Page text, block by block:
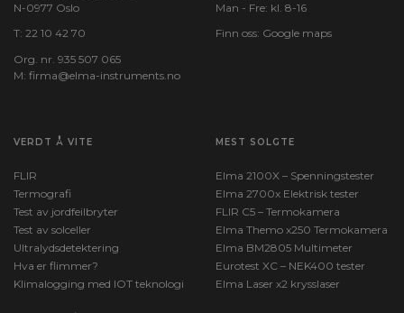
N-0977 Oslo
T: 22 10 42 70
Org. nr. 935 507 065
M: firma@elma-instruments.no​
Man - Fre: kl. 8-16
Finn oss: Google maps
VERDT Å VITE
FLIR
Termografi
Test av jordfeilbryter
Test av solceller
Ultralydsdetektering
Hva er flimmer?
Klimalogging med IOT teknologi
MEST SOLGTE
Elma 2100X – Spenningstester
Elma 2700x Elektrisk tester
FLIR C5 – Termokamera
Elma Themo x250 Termokamera
Elma BM2805 Multimeter
Eurotest XC – NEK400 tester
Elma Laser x2 krysslaser